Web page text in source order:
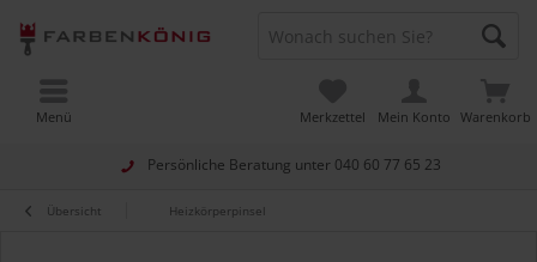
Persönliche Beratung unter 040 60 77 65 23
Warenkorb
Merkzettel Mein Konto
Menü
Übersicht Heizkörperpinsel